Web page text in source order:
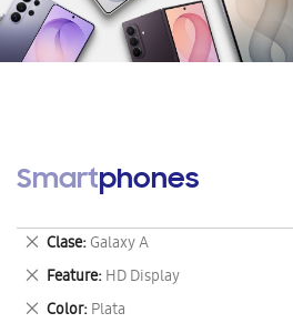
Smartphones
Clase Galaxy A
Eliminar
este
artículo
Feature HD Display
Eliminar
este
Color Plata
Eliminar